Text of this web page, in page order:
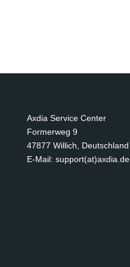
Axdia Service Center
Formerweg 9
47877 Willich
Deutschland
E-Mail: support(at)axdia.de